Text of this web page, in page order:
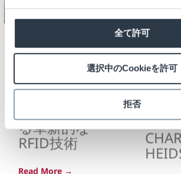
全て許可
選択中のCookieを許可
拒否
SYSTEMS
DEPLOYS RFID
TECHNOLOGY
AT
CHAMPAGNE
CHARLES
Read More →
12/18/2024
Featured Large
ンレイ
ース容器
る革新的
RFID技術
Read More →